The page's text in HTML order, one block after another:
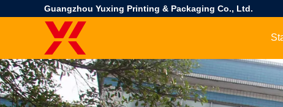
Guangzhou Yuxing Printing & Packaging Co., Ltd.